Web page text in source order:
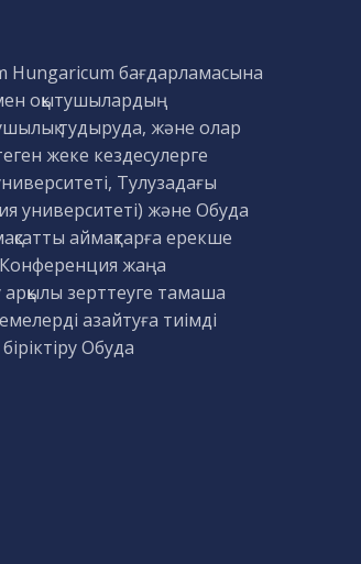
Hungaricum бағдарламасына
оқытушылардың
тудыруда, және олар
жеке кездесулерге
Тулузадағы
университеті) және Обуда
аймақтарға ерекше
Конференция жаңа
арқылы зерттеуге тамаша
азайтуға тиімді
Обуда